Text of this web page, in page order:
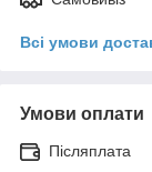
Всі умови
Умови оплати
Післяплата